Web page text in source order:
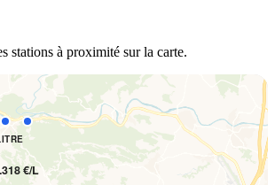
stations à proximité sur la carte.
€/L